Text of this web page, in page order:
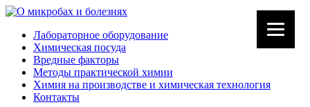
Лабораторное оборудование
Химическая посуда
Вредные факторы
Методы практической химии
Химия на производстве и химическая технология
Контакты